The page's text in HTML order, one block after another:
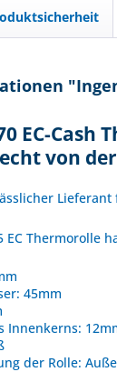
EC-Cash
von
Lieferant
EC Thermorolle
45mm
Innenkerns:
der Rolle: